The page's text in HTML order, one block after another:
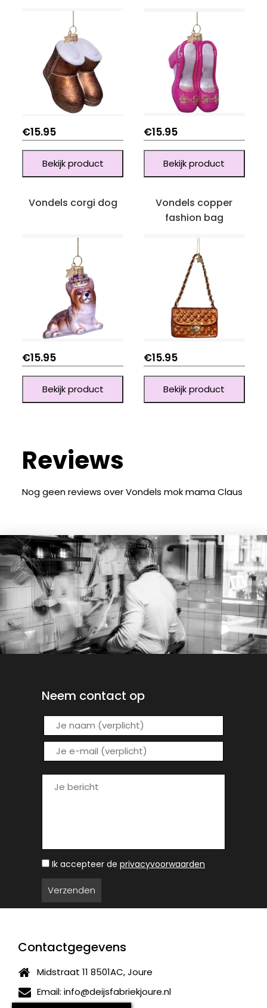
€15.95
Bekijk product
€15.95
Bekijk product
Vondels corgi dog
€15.95
Bekijk product
Vondels copper
fashion bag
€15.95
Bekijk product
Reviews
Nog geen reviews over Vondels mok mama Claus
Neem contact op
Ik accepteer de privacyvoorwaarden
Contactgegevens
Midstraat 11 8501AC, Joure
Email: info@deijsfabriekjoure.nl